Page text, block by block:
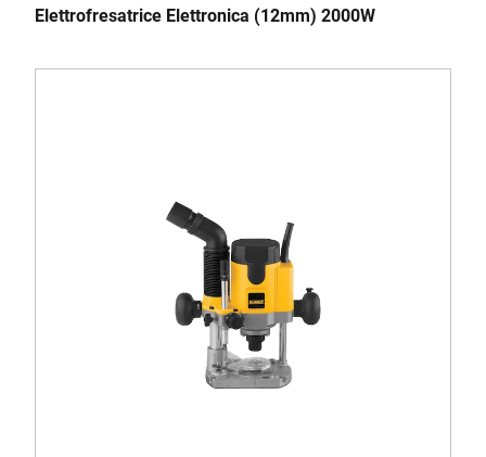
Elettrofresatrice Elettronica (12mm) 2000W